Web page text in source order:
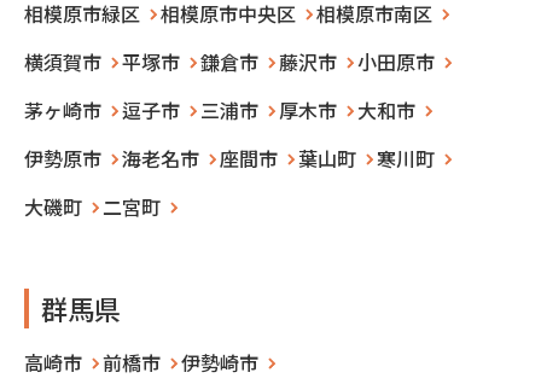
相模原市緑区
相模原市中央区
相模原市南区
横須賀市
平塚市 鎌倉市 藤沢市
小田原市
茅ヶ崎市
逗子市 三浦市 厚木市
大和市
伊勢原市
海老名市 座間市 葉山町
寒川町
大磯町
二宮町
群馬県
高崎市 前橋市 伊勢崎市